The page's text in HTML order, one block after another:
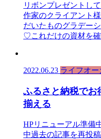
リボンプレゼントし
作家のクライアント
だいたものグラデー
♡これだけの資材を
2022.06.23 ライフオー
ふるさと納税でお
揃える
HPリニューアル準備
中過去の記事を再投